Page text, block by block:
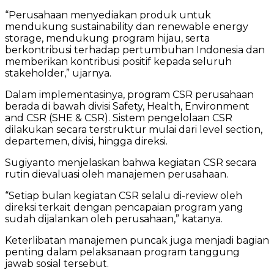
“Perusahaan menyediakan produk untuk
mendukung sustainability dan renewable energy
storage, mendukung program hijau, serta
berkontribusi terhadap pertumbuhan Indonesia dan
memberikan kontribusi positif kepada seluruh
stakeholder,” ujarnya.
Dalam implementasinya, program CSR perusahaan
berada di bawah divisi Safety, Health, Environment
and CSR (SHE & CSR). Sistem pengelolaan CSR
dilakukan secara terstruktur mulai dari level section,
departemen, divisi, hingga direksi.
Sugiyanto menjelaskan bahwa kegiatan CSR secara
rutin dievaluasi oleh manajemen perusahaan.
“Setiap bulan kegiatan CSR selalu di-review oleh
direksi terkait dengan pencapaian program yang
sudah dijalankan oleh perusahaan,” katanya.
Keterlibatan manajemen puncak juga menjadi bagian
penting dalam pelaksanaan program tanggung
jawab sosial tersebut.